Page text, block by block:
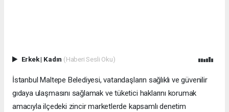
Erkek| Kadın (Haberi Sesli Oku)
İstanbul Maltepe Belediyesi, vatandaşların sağlıklı ve güvenilir
gıdaya ulaşmasını sağlamak ve tüketici haklarını korumak
amacıyla ilçedeki zincir marketlerde kapsamlı denetim